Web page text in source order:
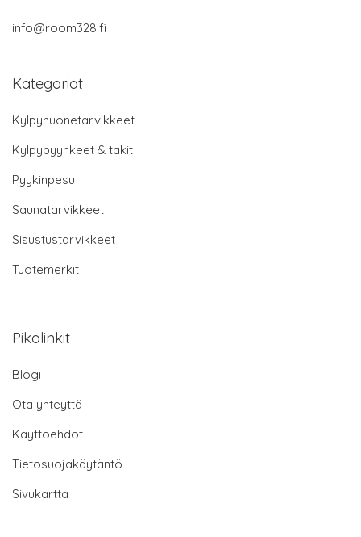
info@room328.fi
Kategoriat
Kylpyhuonetarvikkeet
Kylpypyyhkeet & takit
Pyykinpesu
Saunatarvikkeet
Sisustustarvikkeet
Tuotemerkit
Pikalinkit
Blogi
Ota yhteyttä
Käyttöehdot
Tietosuojakäytäntö
Sivukartta